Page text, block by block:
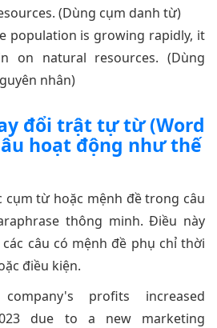
(Dùng cụm danh từ)
population is growing rapidly, it
on natural resources. (Dùng
nhân)
đổi trật tự từ (Word
hoạt động như thế
cụm từ hoặc mệnh đề trong câu
thông minh. Điều này
câu có mệnh đề phụ chỉ thời
điều kiện.
profits increased
due to a new marketing